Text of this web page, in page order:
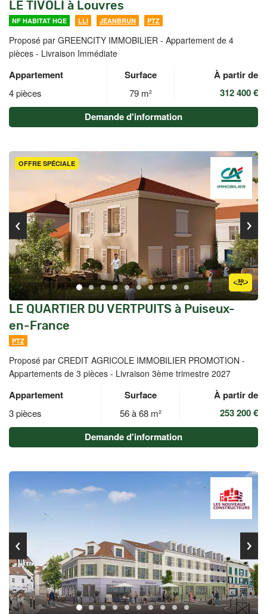
LE TIVOLI à Louvres
NF HABITAT HQE LLI JEANBRUN PTZ
Proposé par GREENCITY IMMOBILIER - Appartement de 4
pièces - Livraison Immédiate
Appartement Surface À partir de
4 pièces 79 m²
312 400 €
Demande d'information
OFFRE SPÉCIALE
LE QUARTIER DU VERTPUITS à Puiseux-
en-France
PTZ
Proposé par CREDIT AGRICOLE IMMOBILIER PROMOTION -
Appartements de 3 pièces - Livraison 3ème trimestre 2027
Appartement Surface À partir de
3 pièces 56 à 68 m²
253 200 €
Demande d'information